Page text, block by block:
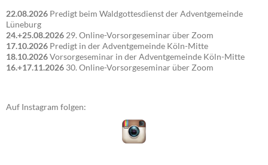
22.08.2026 Predigt beim Waldgottesdienst der Adventgemeinde
Lüneburg
24.+25.08.2026 29. Online-Vorsorgeseminar über Zoom
17.10.2026 Predigt in der Adventgemeinde Köln-Mitte
18.10.2026Vorsorgeseminar in der Adventgemeinde Köln-Mitte
16.+17.11.2026 30. Online-Vorsorgeseminar über Zoom
Auf Instagram folgen: